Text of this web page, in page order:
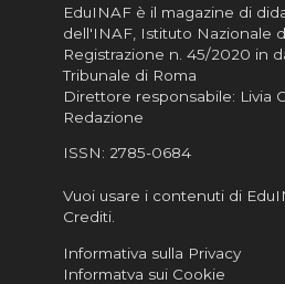
EduINAF è il magazine di
dell'INAF, Istituto Nazionale
Registrazione n. 45/2020 in
Tribunale di Roma
Direttore responsabile: Livia
Redazione
ISSN: 2785-0684
Vuoi usare i contenuti di
Crediti.
Informativa sulla Privacy
Informatva sui Cookie